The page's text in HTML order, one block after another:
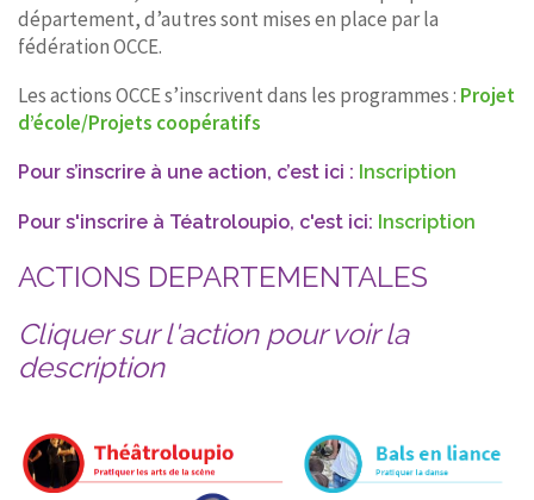
RECHERCHER
département, d’autres sont mises en place par la
fédération OCCE.
Les actions OCCE s’inscrivent dans les programmes : Projet
d’école/Projets coopératifs
Pour s’inscrire à une action, c’est ici : Inscription
Pour s'inscrire à Téatroloupio, c'est ici: Inscription
ACTIONS DEPARTEMENTALES
Cliquer sur l'action pour voir la
description